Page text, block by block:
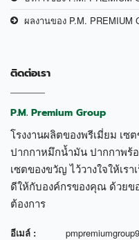
ผลงานของ P.M. PREMIUM
ติดต่อเรา
P.M. Premium Group
โรงงานผลิตของพรีเมี่ยม เ
ปากกาหมึกน้ำมัน ปากกาพร้
เซตของขวัญ ไว้วางใจให้เร
ดีให้กับองค์กรของคุณ ด้วย
ต้องการ
อีเมล์ :